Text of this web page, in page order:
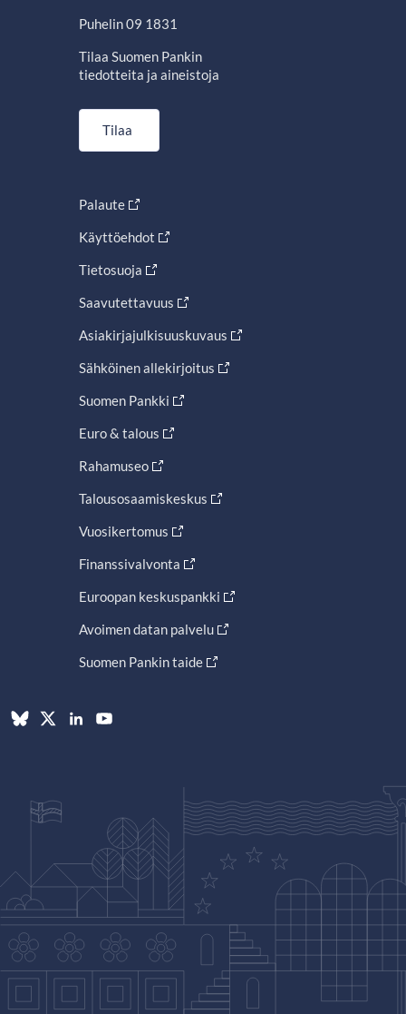
Puhelin 09 1831
Tilaa Suomen Pankin
tiedotteita ja aineistoja
Tilaa
Palaute
Käyttöehdot
Tietosuoja
Saavutettavuus
Asiakirjajulkisuuskuvaus
Sähköinen allekirjoitus
Suomen Pankki
Euro & talous
Rahamuseo
Talousosaamiskeskus
Vuosikertomus
Finanssivalvonta
Euroopan keskuspankki
Avoimen datan palvelu
Suomen Pankin taide